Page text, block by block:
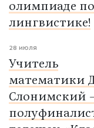
олимпиаде по
лингвистике!
28 июля
Учитель
математики
Слонимский